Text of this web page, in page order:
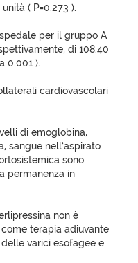
( P=0.273 ).
per il gruppo A
di 108.40
0.001 ).
cardiovascolari
di emoglobina,
sangue nell’aspirato
sono
permanenza in
non è
terapia adiuvante
varici esofagee e